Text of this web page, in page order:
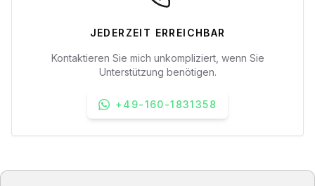
JEDERZEIT ERREICHBAR
Kontaktieren Sie mich unkompliziert, wenn Sie
Unterstützung benötigen.
+49-160-1831358